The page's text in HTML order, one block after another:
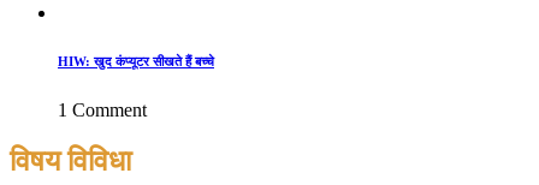
HIW: खुद कंप्यूटर सीखते हैं बच्चे
1 Comment
विषय विविधा